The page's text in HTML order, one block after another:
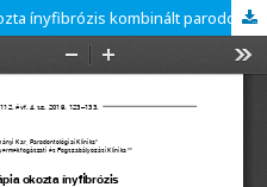
Fiatalkori hydantion terápia okozta ínyfibrózis kombinált parodontális sebészi-ortodonciai kezelése - Esetismertetés és irodalmi összefoglalás